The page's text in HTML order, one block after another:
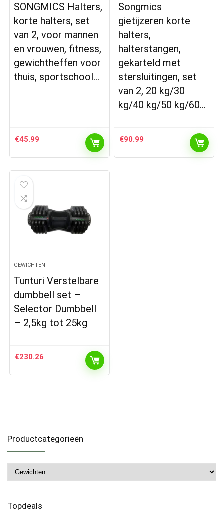
SONGMICS Halters,
korte halters, set
van 2, voor mannen
en vrouwen, fitness,
gewichtheffen voor
thuis, sportschool…
€45.99
Songmics
gietijzeren korte
halters,
halterstangen,
gekarteld met
stersluitingen, set
van 2, 20 kg/30
kg/40 kg/50 kg/60…
€90.99
GEWICHTEN
Tunturi Verstelbare
dumbbell set –
Selector Dumbbell
– 2,5kg tot 25kg
€230.26
Productcategorieën
Topdeals